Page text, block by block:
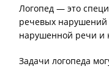
Логопед — это
речевых нарушений
нарушенной речи и
Задачи логопеда